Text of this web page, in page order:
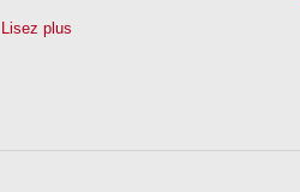
Lisez plus